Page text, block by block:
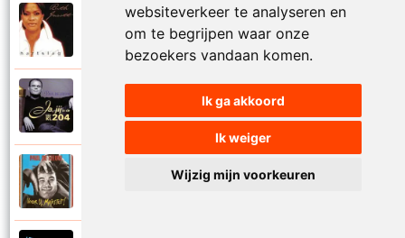
websiteverkeer te analyseren en
om te begrijpen waar onze
bezoekers vandaan komen.
Ik ga akkoord
Ik weiger
Wijzig mijn voorkeuren
Ruth Jacott en Paul De Leeuw
Kijk niet uit
KL 204 (Als ik God was)